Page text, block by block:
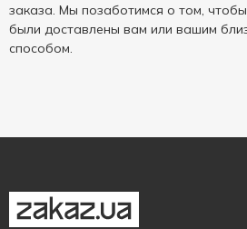
заказа. Мы позаботимся о том,
были доставлены вам или вашим
способом.